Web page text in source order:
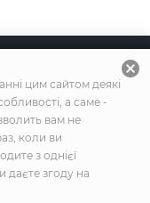
цим сайтом деякі
а саме -
вам не
коли ви
з однієї
даєте згоду на
cancel